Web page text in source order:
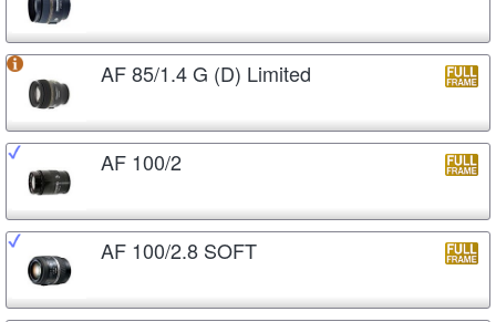
AF 85/1.4 G (D) Limited
AF 100/2
AF 100/2.8 SOFT